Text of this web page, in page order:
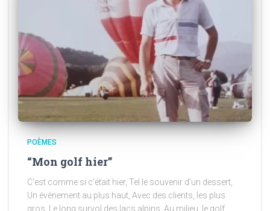
POÈMES
“Mon golf hier”
C’est comme si c’était hier, Tel le souvenir d’un dessert,
Un évènement au plus haut, Avec des clients, les plus
gros, Le long survol des lacs alpins, Au milieu, le golf